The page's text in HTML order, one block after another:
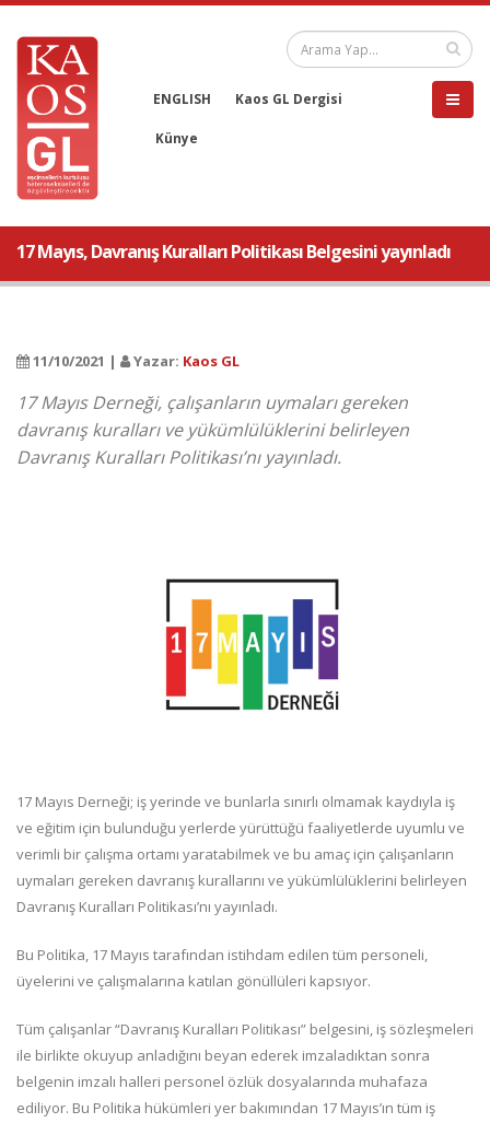
ENGLISH Kaos GL Dergisi
Künye
17 Mayıs, Davranış Kuralları Politikası Belgesini yayınladı
11/10/2021 | Yazar: Kaos GL
17 Mayıs Derneği, çalışanların uymaları gereken
davranış kuralları ve yükümlülüklerini belirleyen
Davranış Kuralları Politikası’nı yayınladı.
17 Mayıs Derneği; iş yerinde ve bunlarla sınırlı olmamak kaydıyla iş
ve eğitim için bulunduğu yerlerde yürüttüğü faaliyetlerde uyumlu ve
verimli bir çalışma ortamı yaratabilmek ve bu amaç için çalışanların
uymaları gereken davranış kurallarını ve yükümlülüklerini belirleyen
Davranış Kuralları Politikası’nı yayınladı.
Bu Politika, 17 Mayıs tarafından istihdam edilen tüm personeli,
üyelerini ve çalışmalarına katılan gönüllüleri kapsıyor.
Tüm çalışanlar “Davranış Kuralları Politikası” belgesini, iş sözleşmeleri
ile birlikte okuyup anladığını beyan ederek imzaladıktan sonra
belgenin imzalı halleri personel özlük dosyalarında muhafaza
ediliyor. Bu Politika hükümleri yer bakımından 17 Mayıs’ın tüm iş